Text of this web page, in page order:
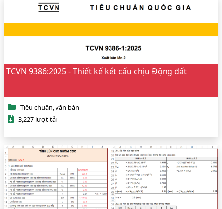
TCVN 9386:2025 - Thiết kế kết cấu chịu Động đất
Tiêu chuẩn, văn bản
3,227 lượt tải